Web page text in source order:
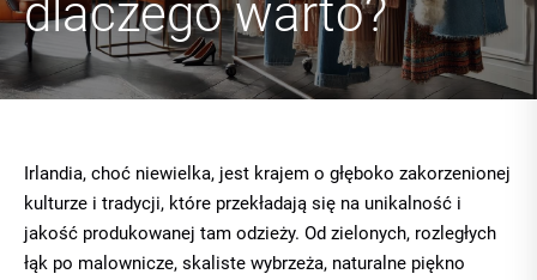
dlaczego warto?
Irlandia, choć niewielka, jest krajem o głęboko zakorzenionej
kulturze i tradycji, które przekładają się na unikalność i
jakość produkowanej tam odzieży. Od zielonych, rozległych
łąk po malownicze, skaliste wybrzeża, naturalne piękno